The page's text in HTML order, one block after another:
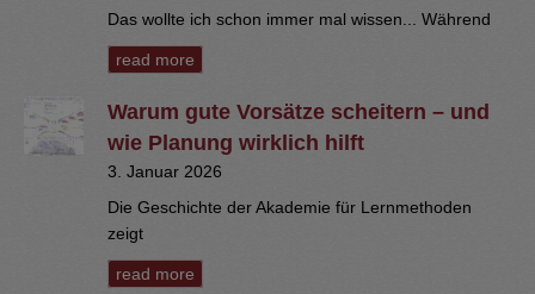
Das wollte ich schon immer mal wissen... Während
read more
Warum gute Vorsätze scheitern – und
wie Planung wirklich hilft
3. Januar 2026
Die Geschichte der Akademie für Lernmethoden
zeigt
read more